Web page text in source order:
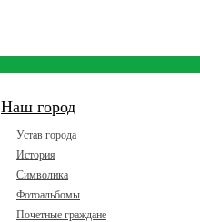
Наш город
Устав города
История
Символика
Фотоальбомы
Почетные граждане